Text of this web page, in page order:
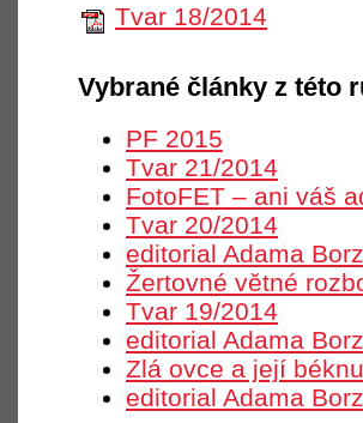
Tvar 18/2014
Vybrané články z této
PF 2015
Tvar 21/2014
FotoFET – ani váš
Tvar 20/2014
editorial Adama
Žertovné větné
Tvar 19/2014
editorial Adama
Zlá ovce a její
editorial Adama